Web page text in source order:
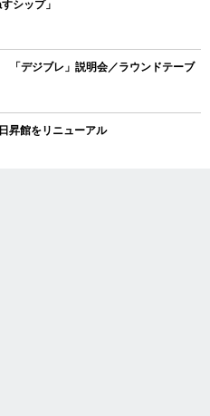
シップ」
デジブレ」説明会／ラウンドテーブ
昇館をリニューアル